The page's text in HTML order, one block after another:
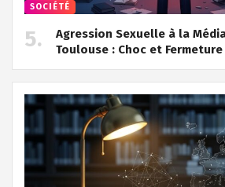
SOCIÉTÉ
Agression Sexuelle à la
Toulouse : Choc et Fermeture